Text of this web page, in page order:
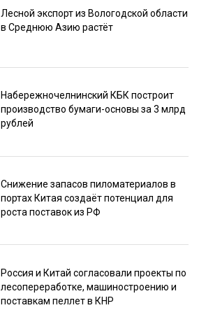
Лесной экспорт из Вологодской области
в Среднюю Азию растёт
Набережночелнинский КБК построит
производство бумаги-основы за 3 млрд
рублей
Снижение запасов пиломатериалов в
портах Китая создаёт потенциал для
роста поставок из РФ
Россия и Китай согласовали проекты по
лесопереработке, машиностроению и
поставкам пеллет в КНР